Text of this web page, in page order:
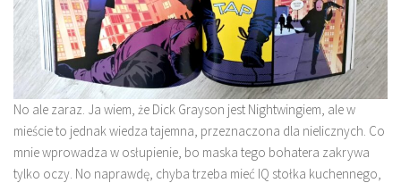
No ale zaraz. Ja wiem, że Dick Grayson jest Nightwingiem, ale w
mieście to jednak wiedza tajemna, przeznaczona dla nielicznych. Co
mnie wprowadza w osłupienie, bo maska tego bohatera zakrywa
tylko oczy. No naprawdę, chyba trzeba mieć IQ stołka kuchennego,